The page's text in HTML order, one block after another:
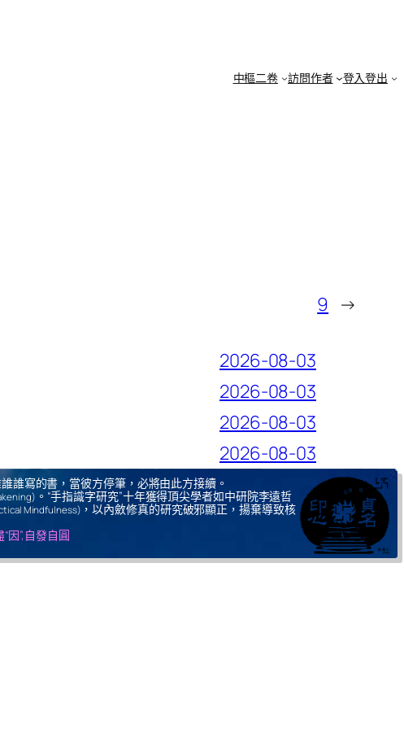
中樞二卷 訪問作者 登入登出
9 →
2026-08-03
2026-08-03
2026-08-03
2026-08-03
誰寫的書，當彼方停筆，必將由此方接續。
。“手指識字研究”十年獲得頂尖學者如中研院李遠哲
Mindfulness) ，以內斂修真的研究破邪顯正，揚棄導致核
”,自發自圓